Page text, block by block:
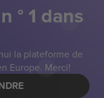
° 1 dans
la plateforme de
Europe. Merci!